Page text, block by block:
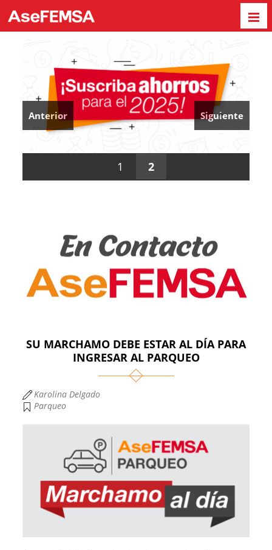
Anterior Siguiente
1 2
SU MARCHAMO DEBE ESTAR AL DÍA PARA
INGRESAR AL PARQUEO
Karolina Delgado
Parqueo